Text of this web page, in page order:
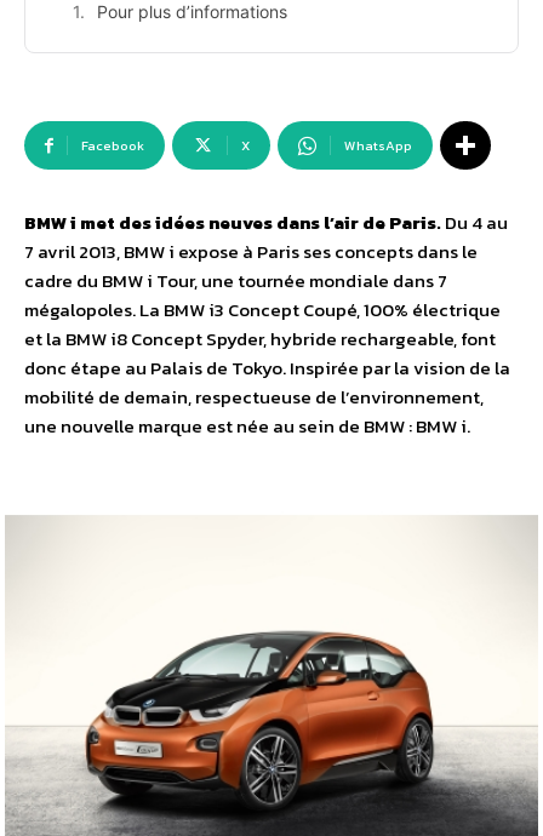
Pour plus d’informations
Facebook X WhatsApp
BMW i met des idées neuves dans l’air de Paris.Du 4 au
7 avril 2013, BMW i expose à Paris ses concepts dans le
cadre du BMW i Tour, une tournée mondiale dans 7
mégalopoles. La BMW i3 Concept Coupé, 100% électrique
et la BMW i8 Concept Spyder, hybride rechargeable, font
donc étape au Palais de Tokyo. Inspirée par la vision de la
mobilité de demain, respectueuse de l’environnement,
une nouvelle marque est née au sein de BMW : BMW i.